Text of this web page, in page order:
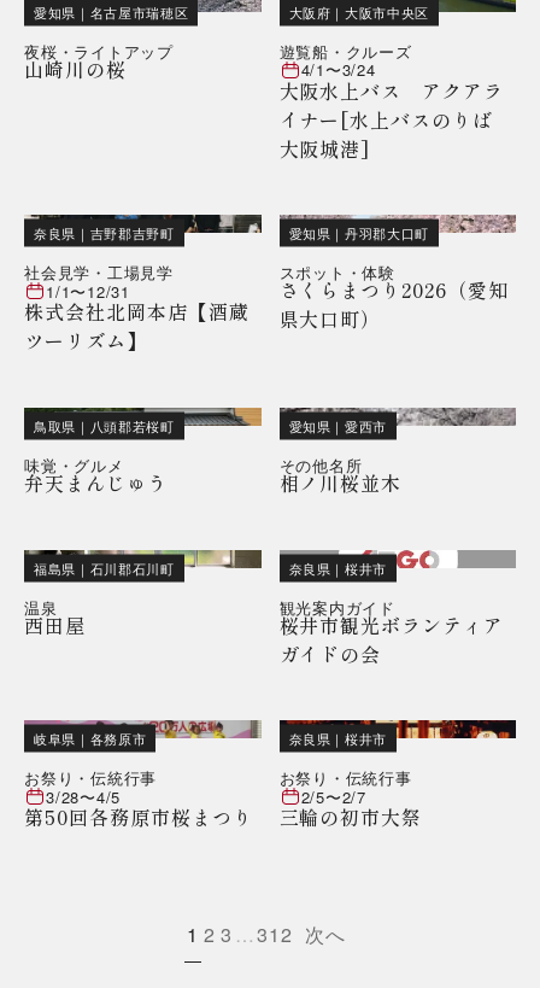
愛知県 ｜ 名古屋市瑞穂区
夜桜・ライトアップ
山崎川の桜
大阪府 ｜大阪市中央区
遊覧船・クルーズ
4/1〜3/24
大阪水上バス アクアラ
イナー[水上バスのりば
大阪城港]
奈良県 ｜ 吉野郡吉野町
社会見学・工場見学
1/1〜12/31
株式会社北岡本店【酒蔵
ツーリズム】
愛知県 ｜丹羽郡大口町
スポット・体験
さくらまつり2026（愛知
県大口町）
鳥取県 ｜ 八頭郡若桜町
味覚・グルメ
弁天まんじゅう
愛知県 ｜愛西市
その他名所
相ノ川桜並木
福島県 ｜ 石川郡石川町
温泉
西田屋
奈良県 ｜桜井市
観光案内ガイド
桜井市観光ボランティア
ガイドの会
岐阜県 ｜ 各務原市
お祭り・伝統行事
3/28〜4/5
第50回各務原市桜まつり
奈良県 ｜桜井市
お祭り・伝統行事
2/5〜2/7
三輪の初市大祭
1 2 3 …312 次へ